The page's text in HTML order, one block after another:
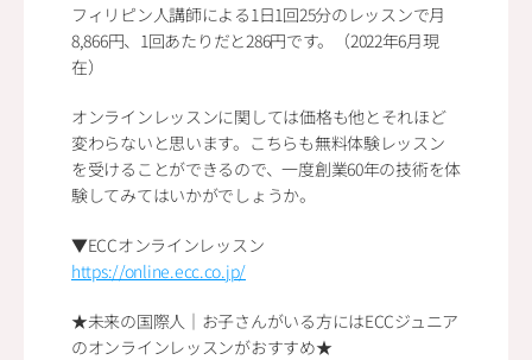
フィリピン人講師による1日1回25分のレッスンで月
8,866円、1回あたりだと286円です。（2022年6月現
在）
オンラインレッスンに関しては価格も他とそれほど
変わらないと思います。こちらも無料体験レッスン
を受けることができるので、一度創業60年の技術を体
験してみてはいかがでしょうか。
▼ECCオンラインレッスン
https://online.ecc.co.jp/
★未来の国際人｜お子さんがいる方にはECCジュニア
のオンラインレッスンがおすすめ★